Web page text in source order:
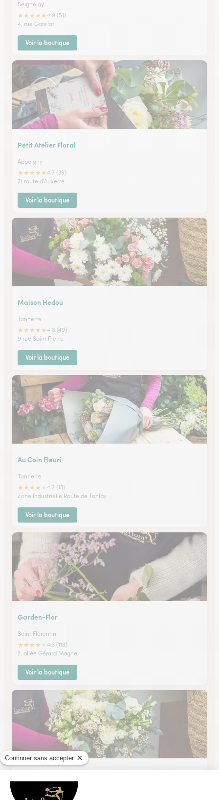
Seignelay
★★★★★4.9 (51)
4, rue Gatelot
Voir la boutique
Petit Atelier Floral
Appoigny
★★★★★4.7 (39)
71 route d'Auxerre
Voir la boutique
Maison Hedou
Tonnerre
★★★★★4.8 (49)
9 rue Saint Pierre
Voir la boutique
Au Coin Fleuri
Tonnerre
★★★★
4.2 (13)
Zone Industrielle Route de Tanlay
Voir la boutique
Garden-Flor
Saint Florentin
★★★★
4.3 (118)
2, allée Gérard Magne
Voir la boutique
Courson les Carrieres